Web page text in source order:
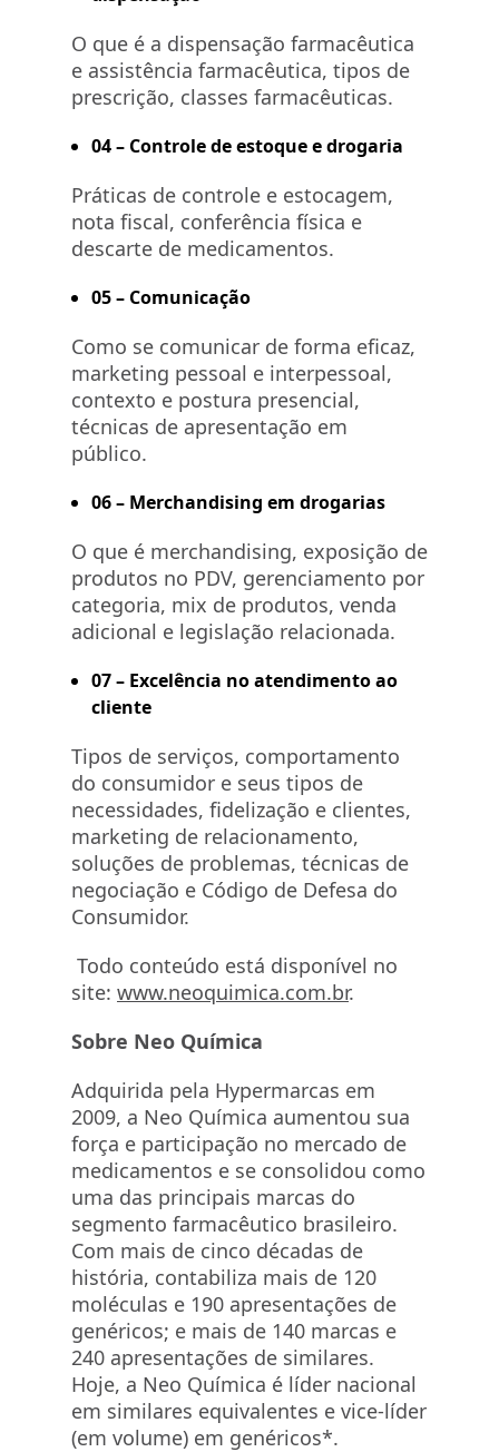
O que é a dispensação farmacêutica
e assistência farmacêutica, tipos de
prescrição, classes farmacêuticas.
04 – Controle de estoque e drogaria
Práticas de controle e estocagem,
nota fiscal, conferência física e
descarte de medicamentos.
05 – Comunicação
Como se comunicar de forma eficaz,
marketing pessoal e interpessoal,
contexto e postura presencial,
técnicas de apresentação em
público.
06 – Merchandising em drogarias
O que é merchandising, exposição de
produtos no PDV, gerenciamento por
categoria, mix de produtos, venda
adicional e legislação relacionada.
07 – Excelência no atendimento ao
cliente
Tipos de serviços, comportamento
do consumidor e seus tipos de
necessidades, fidelização e clientes,
marketing de relacionamento,
soluções de problemas, técnicas de
negociação e Código de Defesa do
Consumidor.
Todo conteúdo está disponível no
site: www.neoquimica.com.br.
Sobre Neo Química
Adquirida pela Hypermarcas em
2009, a Neo Química aumentou sua
força e participação no mercado de
medicamentos e se consolidou como
uma das principais marcas do
segmento farmacêutico brasileiro.
Com mais de cinco décadas de
história, contabiliza mais de 120
moléculas e 190 apresentações de
genéricos; e mais de 140 marcas e
240 apresentações de similares.
Hoje, a Neo Química é líder nacional
em similares equivalentes e vice-líder
(em volume) em genéricos*.